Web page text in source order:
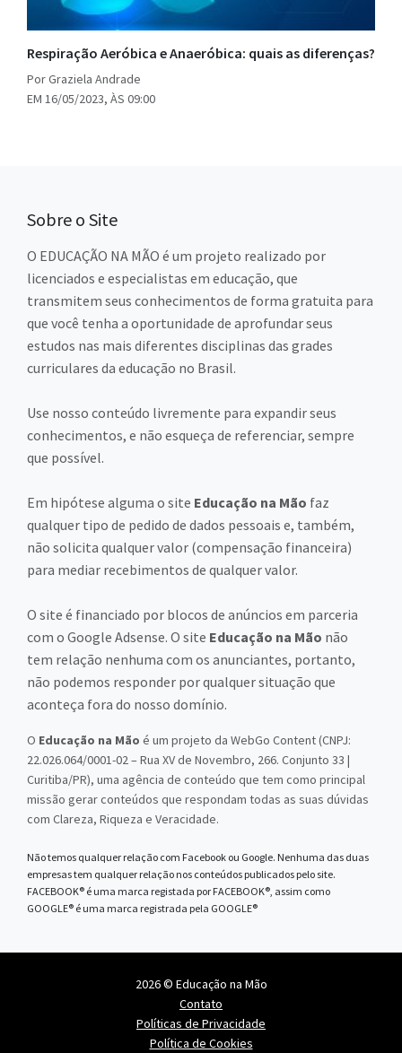
Respiração Aeróbica e Anaeróbica: quais as diferenças?
Por Graziela Andrade
EM 16/05/2023, ÀS 09:00
Sobre o Site
O EDUCAÇÃO NA MÃO é um projeto realizado por
licenciados e especialistas em educação, que
transmitem seus conhecimentos de forma gratuita para
que você tenha a oportunidade de aprofundar seus
estudos nas mais diferentes disciplinas das grades
curriculares da educação no Brasil.
Use nosso conteúdo livremente para expandir seus
conhecimentos, e não esqueça de referenciar, sempre
que possível.
Em hipótese alguma o site Educação na Mão faz
qualquer tipo de pedido de dados pessoais e, também,
não solicita qualquer valor (compensação financeira)
para mediar recebimentos de qualquer valor.
O site é financiado por blocos de anúncios em parceria
com o Google Adsense. O site Educação na Mão não
tem relação nenhuma com os anunciantes, portanto,
não podemos responder por qualquer situação que
aconteça fora do nosso domínio.
O Educação na Mão é um projeto da WebGo Content (CNPJ:
22.026.064/0001-02 – Rua XV de Novembro, 266. Conjunto 33 |
Curitiba/PR), uma agência de conteúdo que tem como principal
missão gerar conteúdos que respondam todas as suas dúvidas
com Clareza, Riqueza e Veracidade.
Não temos qualquer relação com Facebook ou Google. Nenhuma das duas
empresas tem qualquer relação nos conteúdos publicados pelo site.
FACEBOOK® é uma marca registada por FACEBOOK®, assim como
GOOGLE® é uma marca registrada pela GOOGLE®
2026 © Educação na Mão
Contato
Políticas de Privacidade
Política de Cookies